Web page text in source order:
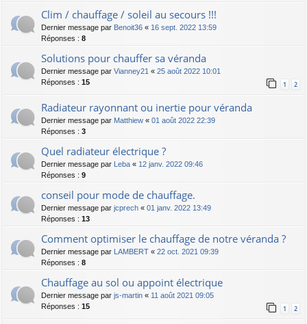
Clim / chauffage / soleil au secours !!!
Dernier message par Benoit36 « 16 sept. 2022 13:59
Réponses : 8
Solutions pour chauffer sa véranda
Dernier message par Vianney21 « 25 août 2022 10:01
Réponses : 15 1 2
Radiateur rayonnant ou inertie pour véranda
Dernier message par Matthiew « 01 août 2022 22:39
Réponses : 3
Quel radiateur électrique ?
Dernier message par Leba « 12 janv. 2022 09:46
Réponses : 9
conseil pour mode de chauffage.
Dernier message par jcprech « 01 janv. 2022 13:49
Réponses : 13
Comment optimiser le chauffage de notre véranda ?
Dernier message par LAMBERT « 22 oct. 2021 09:39
Réponses : 8
Chauffage au sol ou appoint électrique
Dernier message par js-martin « 11 août 2021 09:05
Réponses : 15 1 2